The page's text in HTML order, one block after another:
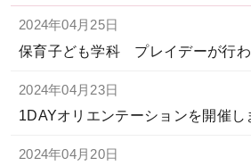
大学院
お問い合わせ
2024年04月25日
保育子ども学科 プレイデーが行わ
2024年04月23日
1DAYオリエンテーションを開催し
2024年04月20日